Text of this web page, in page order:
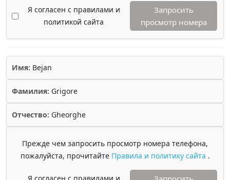
Я согласен с правилами и
политикой сайта
Запросить
просмотр номера
Имя: Bejan
Фамилия: Grigore
Отчество: Gheorghe
Прежде чем запросить просмотр номера телефона,
пожалуйста, прочитайте Правила и политику сайта .